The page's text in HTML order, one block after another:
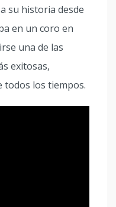
su historia desde
en un coro en
una de las
exitosas,
todos los tiempos.